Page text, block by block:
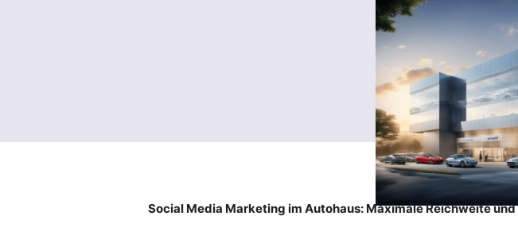
Social Media Marketing im Autohaus: Maximale Reichweite